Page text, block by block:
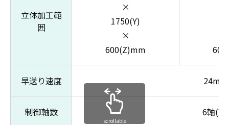
立体加工範
囲
×
1750(Y)
×
600(Z)mm
早送り速度 24m/
制御軸数 6軸
scrollable